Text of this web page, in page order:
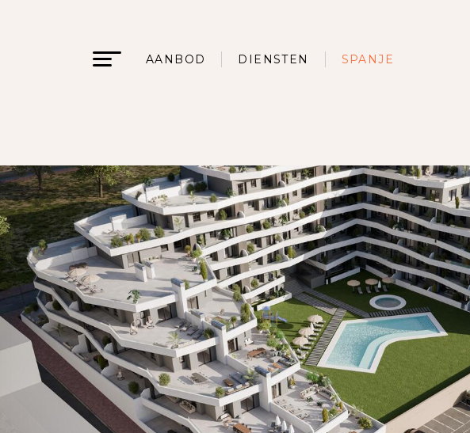
AANBOD DIENSTEN SPANJE